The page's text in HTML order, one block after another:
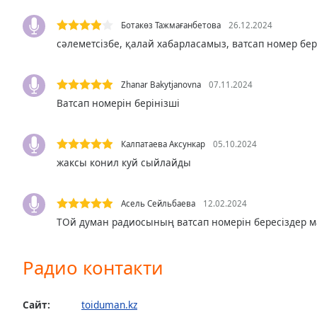
window.
Color
Color
Caption
Background
Ботакөз Тажмағанбетова 26.12.2024
сәлеметсізбе, қалай хабарласамыз, ватсап номер
Zhanar Bakytjanovna 07.11.2024
Ватсап номерін берінізші
Калпатаева Аксункар 05.10.2024
жаксы конил куй сыйлайды
Асель Сейльбаева 12.02.2024
ТОй думан радиосының ватсап номерін бересіздер
Радио контакти
Сайт:
toiduman.kz